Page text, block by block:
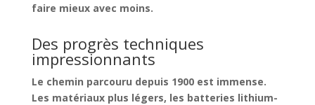
faire mieux avec moins.
Des progrès techniques
impressionnants
Le chemin parcouru depuis 1900 est immense.
Les matériaux plus légers, les batteries lithium-